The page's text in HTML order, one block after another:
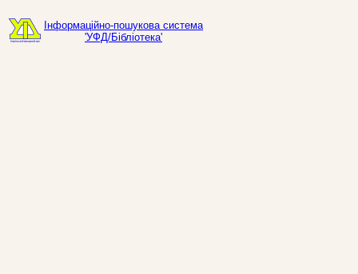
Інформаційно-пошукова система
'УФД/Бібліотека'